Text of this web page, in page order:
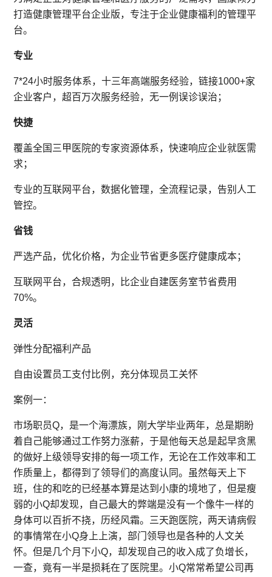
打造健康管理平台企业版，专注于企业健康福利的管理平
台。
专业
7*24小时服务体系，十三年高端服务经验，链接1000+家
企业客户，超百万次服务经验，无一例误诊误治；
快捷
覆盖全国三甲医院的专家资源体系，快速响应企业就医需
求；
专业的互联网平台，数据化管理，全流程记录，告别人工
管控。
省钱
严选产品，优化价格，为企业节省更多医疗健康成本；
互联网平台，合规透明，比企业自建医务室节省费用
70%。
灵活
弹性分配福利产品
自由设置员工支付比例，充分体现员工关怀
案例一：
市场职员Q，是一个海漂族，刚大学毕业两年，总是期盼
着自己能够通过工作努力涨薪，于是他每天总是起早贪黑
的做好上级领导安排的每一项工作，无论在工作效率和工
作质量上，都得到了领导们的高度认同。虽然每天上下
班，住的和吃的已经基本算是达到小康的境地了，但是瘦
弱的小Q却发现，自己最大的弊端是没有一个像牛一样的
身体可以百折不挠，历经风霜。三天跑医院，两天请病假
的事情常在小Q身上上演，部门领导也是各种的人文关
怀。但是几个月下小Q，却发现自己的收入成了负增长，
一查，竟有一半是损耗在了医院里。小Q常常希望公司再